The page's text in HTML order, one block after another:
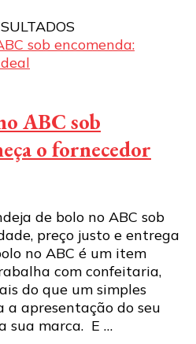
ABC sob
o fornecedor
de bolo no ABC sob
preço justo e entrega
no ABC é um item
com confeitaria,
do que um simples
a apresentação do seu
sua marca. E …